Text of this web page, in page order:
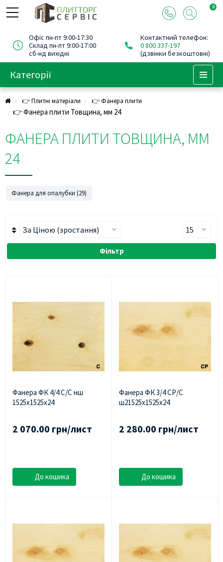
0
Офіс пн-пт 9:00-17:30
Склад пн-пт 9:00-17:00
сб-нд вихідні
Контактний телефон:
0 800 337-197
(дзвінки безкоштовні)
Категорії
👉 Плитні матеріали 👉 Фанера плити
👉 Фанера плити Товщина, мм 24
ФАНЕРА ПЛИТИ ТОВЩИНА, ММ
24
Фанера для опалубки (29)
Фільтр
Фанера ФК 4/4 С/С нш
1525х1525х24
2 070.00 грн/лист
До кошика
Фанера ФК 3/4 СР/С
ш21525х1525х24
2 280.00 грн/лист
До кошика